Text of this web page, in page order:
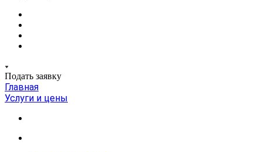
Подать заявку
Главная
Услуги и цены